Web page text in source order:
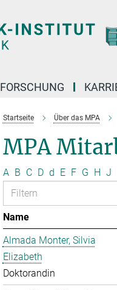
FORSCHUNG
Startseite Über das MPA
MPA
A B C D d E F G H J
Name
Almada Monter, Silvia
Elizabeth
Doktorandin